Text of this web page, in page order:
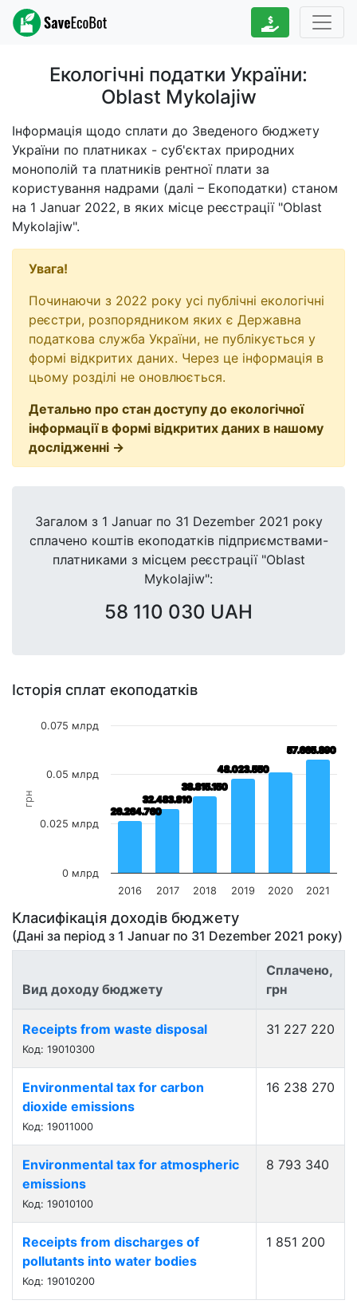
Екологічні податки України:
Oblast Mykolajiw
Інформація щодо сплати до Зведеного бюджету
України по платниках - суб'єктах природних
монополій та платників рентної плати за
користування надрами (далі – Екоподатки) станом
на 1 Januar 2022, в яких місце реєстрації "Oblast
Mykolajiw".
Увага!
Починаючи з 2022 року усі публічні екологічні
реєстри, розпорядником яких є Державна
податкова служба України, не публікується у
формі відкритих даних. Через це інформація в
цьому розділі не оновлюється.
Детально про стан доступу до екологічної
інформації в формі відкритих даних в нашому
дослідженні →
Загалом з 1 Januarпо 31 Dezember 2021 року
сплачено коштів екоподатків підприємствами-
платниками з місцем реєстрації "Oblast
Mykolajiw":
58 110 030 UAH
Історія сплат екоподатків
грн
26.264.760
26.264.760
32.483.810
32.483.810
38.815.150
38.815.150
48.023.550
48.023.550
57.665.890
57.665.890
2016 2017 2018 2019 2020 2021
0 млрд
0.025 млрд
0.05 млрд
0.075 млрд
Класифікація доходів бюджету
(Дані за період з 1 Januar по 31 Dezember 2021 року)
Вид доходу бюджету
Сплачено,
грн
Receipts from waste disposal
Код: 19010300
31 227 220
Environmental tax for carbon
dioxide emissions
Код: 19011000
16 238 270
Environmental tax for atmospheric
emissions
Код: 19010100
8 793 340
Receipts from discharges of
pollutants into water bodies
Код: 19010200
1 851 200